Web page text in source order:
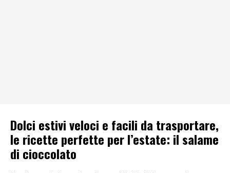
Dolci estivi veloci e facili da trasportare,
le ricette perfette per l’estate: il salame
di cioccolato